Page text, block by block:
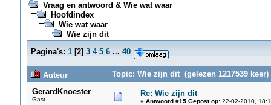
Vraag en antwoord & Wie wat waar
Hoofdindex
Wie wat waar
Wie zijn dit
Pagina's: 1[2] 3 4 5 6 ... 40
Auteur
Topic: Wie zijn dit (gelezen 1217539 keer)
GerardKnoester
Gast
Re: Wie zijn dit
« Antwoord #15 Gepost op:22-02-2010,